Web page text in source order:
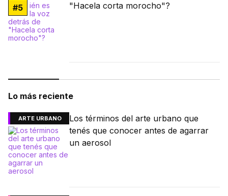
#5
"Hacela corta morocho"?
Lo más reciente
ARTE URBANO
Los términos del arte urbano que
tenés que conocer antes de agarrar
un aerosol